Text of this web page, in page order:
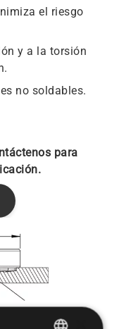
el riesgo
y a la torsión
no soldables.
para